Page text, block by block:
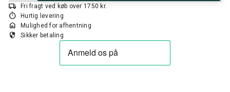
local_shipping Fri fragt ved køb over 1750 kr.
timer Hurtig levering
home Mulighed for afhentning
security Sikker betaling